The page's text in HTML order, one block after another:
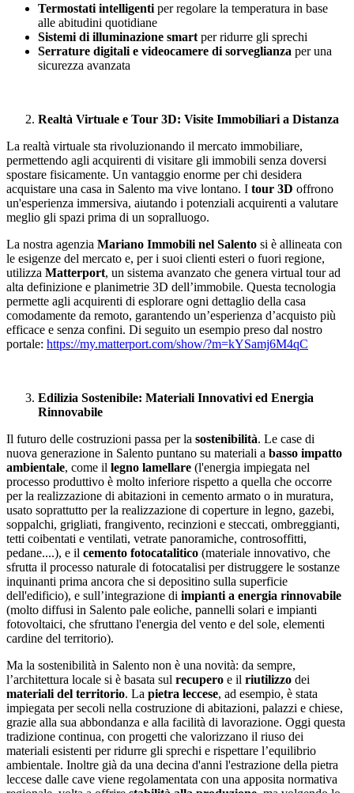
Termostati intelligenti per regolare la temperatura in base
alle abitudini quotidiane
Sistemi di illuminazione smart per ridurre gli sprechi
Serrature digitali e videocamere di sorveglianza per una
sicurezza avanzata
Realtà Virtuale e Tour 3D: Visite Immobiliari a Distanza
La realtà virtuale sta rivoluzionando il mercato immobiliare,
permettendo agli acquirenti di visitare gli immobili senza doversi
spostare fisicamente. Un vantaggio enorme per chi desidera
acquistare una casa in Salento ma vive lontano. I tour 3D offrono
un'esperienza immersiva, aiutando i potenziali acquirenti a valutare
meglio gli spazi prima di un sopralluogo.
La nostra agenzia Mariano Immobili nel Salento si è allineata con
le esigenze del mercato e, per i suoi clienti esteri o fuori regione,
utilizza Matterport, un sistema avanzato che genera virtual tour ad
alta definizione e planimetrie 3D dell’immobile. Questa tecnologia
permette agli acquirenti di esplorare ogni dettaglio della casa
comodamente da remoto, garantendo un’esperienza d’acquisto più
efficace e senza confini. Di seguito un esempio preso dal nostro
portale: https://my.matterport.com/show/?m=kYSamj6M4qC
Edilizia Sostenibile: Materiali Innovativi ed Energia
Rinnovabile
Il futuro delle costruzioni passa per la sostenibilità. Le case di
nuova generazione in Salento puntano su materiali a basso impatto
ambientale, come il legno lamellare (l'energia impiegata nel
processo produttivo è molto inferiore rispetto a quella che occorre
per la realizzazione di abitazioni in cemento armato o in muratura,
usato soprattutto per la realizzazione di coperture in legno, gazebi,
soppalchi, grigliati, frangivento, recinzioni e steccati, ombreggianti,
tetti coibentati e ventilati, vetrate panoramiche, controsoffitti,
pedane....), e il cemento fotocatalitico (materiale innovativo, che
sfrutta il processo naturale di fotocatalisi per distruggere le sostanze
inquinanti prima ancora che si depositino sulla superficie
dell'edificio), e sull’integrazione di impianti a energia rinnovabile
(molto diffusi in Salento pale eoliche, pannelli solari e impianti
fotovoltaici, che sfruttano l'energia del vento e del sole, elementi
cardine del territorio).
Ma la sostenibilità in Salento non è una novità: da sempre,
l’architettura locale si è basata sul recupero e il riutilizzo dei
materiali del territorio. La pietra leccese, ad esempio, è stata
impiegata per secoli nella costruzione di abitazioni, palazzi e chiese,
grazie alla sua abbondanza e alla facilità di lavorazione. Oggi questa
tradizione continua, con progetti che valorizzano il riuso dei
materiali esistenti per ridurre gli sprechi e rispettare l’equilibrio
ambientale. Inoltre già da una decina d'anni l'estrazione della pietra
leccese dalle cave viene regolamentata con una apposita normativa